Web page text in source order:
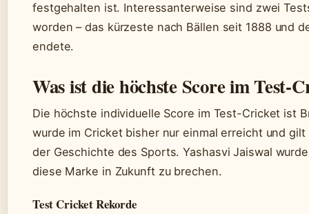
festgehalten ist. Interessanterweise sind zwei
worden – das kürzeste nach Bällen seit 1888 und
endete.
Was ist die höchste Score im Test-
Die höchste individuelle Score im Test-Cricket ist
wurde im Cricket bisher nur einmal erreicht und
der Geschichte des Sports. Yashasvi Jaiswal
diese Marke in Zukunft zu brechen.
Test Cricket Rekorde